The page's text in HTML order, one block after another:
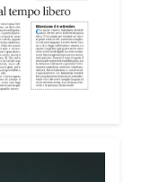
dalle 9